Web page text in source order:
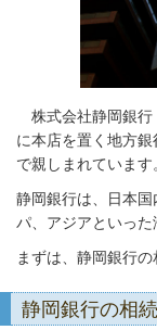
株式会社静岡銀行
に本店を置く地方
で親しまれています
静岡銀行は、日本
パ、アジアといった
まずは、静岡銀行
静岡銀行の相